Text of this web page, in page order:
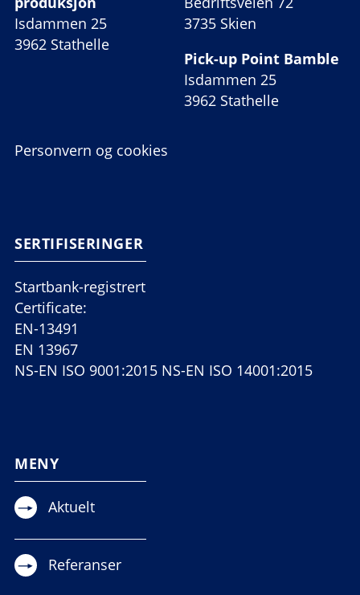
Isdammen 25
3962 Stathelle
3735 Skien
Pick-up Point Bamble
Isdammen 25
3962 Stathelle
Personvern og cookies
SERTIFISERINGER
Startbank-registrert
Certificate:
EN-13491
EN 13967
NS-EN ISO 9001:2015 NS-EN ISO 14001:2015
MENY
Aktuelt
Referanser